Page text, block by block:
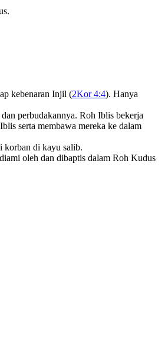
kebenaran Injil (2Kor 4:4). Hanya
perbudakannya. Roh Iblis bekerja
serta membawa mereka ke dalam
korban di kayu salib.
oleh dan dibaptis dalam Roh Kudus